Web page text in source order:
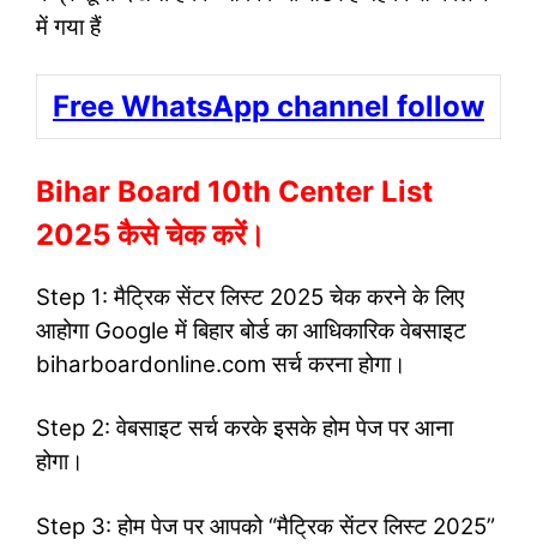
में गया हैं
Free WhatsApp channel follow
Bihar Board 10th Center List
2025 कैसे चेक करें।
Step 1: मैट्रिक सेंटर लिस्ट 2025 चेक करने के लिए
आहोगा Google में बिहार बोर्ड का आधिकारिक वेबसाइट
biharboardonline.com सर्च करना होगा।
Step 2: वेबसाइट सर्च करके इसके होम पेज पर आना
होगा।
Step 3: होम पेज पर आपको “मैट्रिक सेंटर लिस्ट 2025”